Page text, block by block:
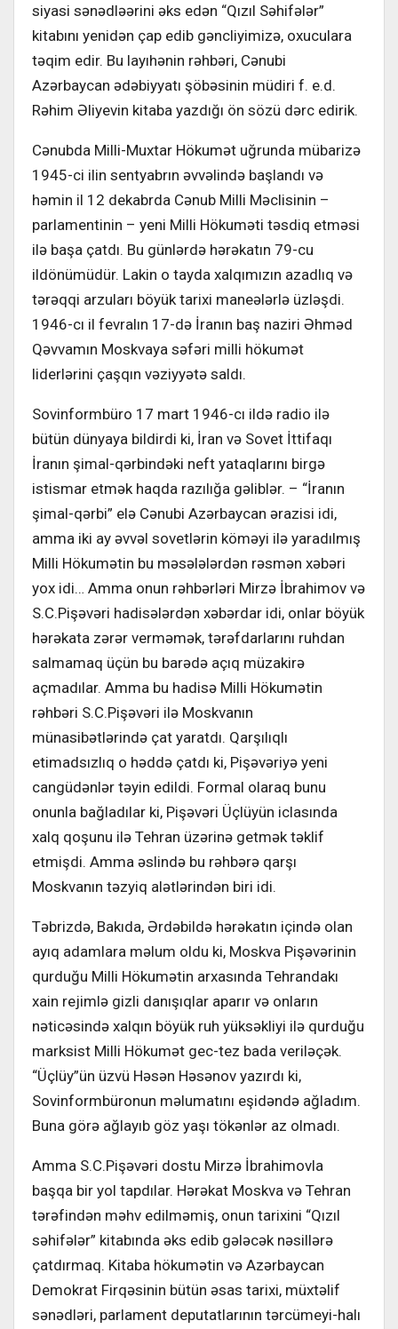
siyasi sənədləərini əks edən “Qızıl Səhifələr”
kitabını yenidən çap edib gəncliyimizə, oxuculara
təqim edir. Bu layıhənin rəhbəri, Cənubi
Azərbaycan ədəbiyyatı şöbəsinin müdiri f. e.d.
Rəhim Əliyevin kitaba yazdığı ön sözü dərc edirik.
Cənubda Milli-Muxtar Hökumət uğrunda mübarizə
1945-ci ilin sentyabrın əvvəlində başlandı və
həmin il 12 dekabrda Cənub Milli Məclisinin –
parlamentinin – yeni Milli Hökuməti təsdiq etməsi
ilə başa çatdı. Bu günlərdə hərəkatın 79-cu
ildönümüdür. Lakin o tayda xalqımızın azadlıq və
tərəqqi arzuları böyük tarixi maneələrlə üzləşdi.
1946-cı il fevralın 17-də İranın baş naziri Əhməd
Qəvvamın Moskvaya səfəri milli hökumət
liderlərini çaşqın vəziyyətə saldı.
Sovinformbüro 17 mart 1946-cı ildə radio ilə
bütün dünyaya bildirdi ki, İran və Sovet İttifaqı
İranın şimal-qərbindəki neft yataqlarını birgə
istismar etmək haqda razılığa gəliblər. – “İranın
şimal-qərbi” elə Cənubi Azərbaycan ərazisi idi,
amma iki ay əvvəl sovetlərin köməyi ilə yaradılmış
Milli Hökumətin bu məsələlərdən rəsmən xəbəri
yox idi… Amma onun rəhbərləri Mirzə İbrahimov və
S.C.Pişəvəri hadisələrdən xəbərdar idi, onlar böyük
hərəkata zərər verməmək, tərəfdarlarını ruhdan
salmamaq üçün bu barədə açıq müzakirə
açmadılar. Amma bu hadisə Milli Hökumətin
rəhbəri S.C.Pişəvəri ilə Moskvanın
münasibətlərində çat yaratdı. Qarşılıqlı
etimadsızlıq o həddə çatdı ki, Pişəvəriyə yeni
cangüdənlər təyin edildi. Formal olaraq bunu
onunla bağladılar ki, Pişəvəri Üçlüyün iclasında
xalq qoşunu ilə Tehran üzərinə getmək təklif
etmişdi. Amma əslində bu rəhbərə qarşı
Moskvanın təzyiq alətlərindən biri idi.
Təbrizdə, Bakıda, Ərdəbildə hərəkatın içində olan
ayıq adamlara məlum oldu ki, Moskva Pişəvərinin
qurduğu Milli Hökumətin arxasında Tehrandakı
xain rejimlə gizli danışıqlar aparır və onların
nəticəsində xalqın böyük ruh yüksəkliyi ilə qurduğu
marksist Milli Hökumət gec-tez bada veriləçək.
“Üçlüy”ün üzvü Həsən Həsənov yazırdı ki,
Sovinformbüronun məlumatını eşidəndə ağladım.
Buna görə ağlayıb göz yaşı tökənlər az olmadı.
Amma S.C.Pişəvəri dostu Mirzə İbrahimovla
başqa bir yol tapdılar. Hərəkat Moskva və Tehran
tərəfindən məhv edilməmiş, onun tarixini “Qızıl
səhifələr” kitabında əks edib gələcək nəsillərə
çatdırmaq. Kitaba hökumətin və Azərbaycan
Demokrat Firqəsinin bütün əsas tarixi, müxtəlif
sənədləri, parlament deputatlarının tərcümeyi-halı